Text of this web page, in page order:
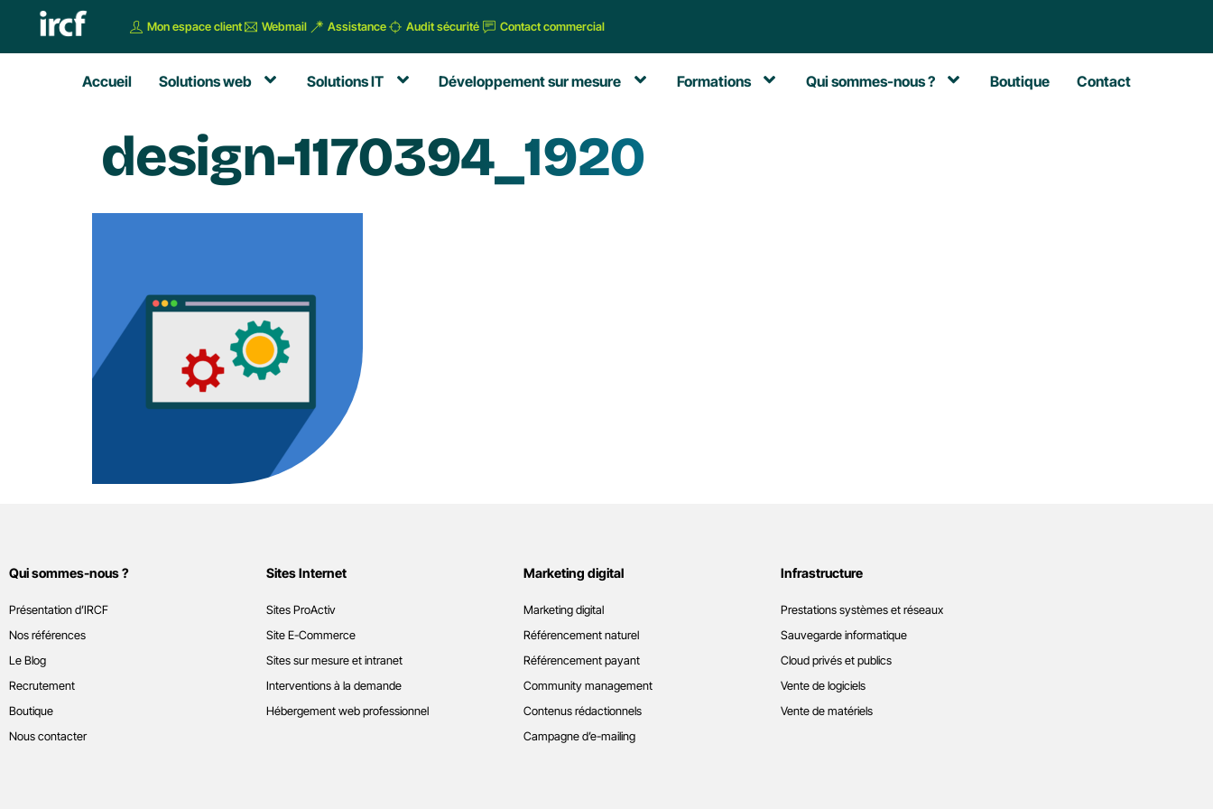
Mon espace client Webmail Assistance Audit sécurité Contact commercial
Accueil Solutions web Solutions IT Développement sur mesure Formations Qui sommes-nous ? Boutique Contact
design-1170394_1920
Qui sommes-nous ?
Présentation d’IRCF
Nos références
Le Blog
Recrutement
Boutique
Nous contacter
Sites Internet
Sites ProActiv
Site E-Commerce
Sites sur mesure et intranet
Interventions à la demande
Hébergement web professionnel
Marketing digital
Marketing digital
Référencement naturel
Référencement payant
Community management
Contenus rédactionnels
Campagne d’e-mailing
Infrastructure
Prestations systèmes et réseaux
Sauvegarde informatique
Cloud privés et publics
Vente de logiciels
Vente de matériels